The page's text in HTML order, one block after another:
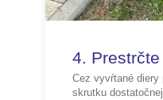
4.
Cez vyvŕtané diery
skrutku